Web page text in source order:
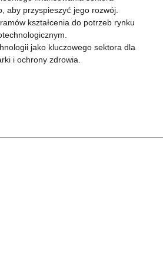
aby przyspieszyć jego rozwój.
kształcenia do potrzeb rynku
jako kluczowego sektora dla
i ochrony zdrowia.